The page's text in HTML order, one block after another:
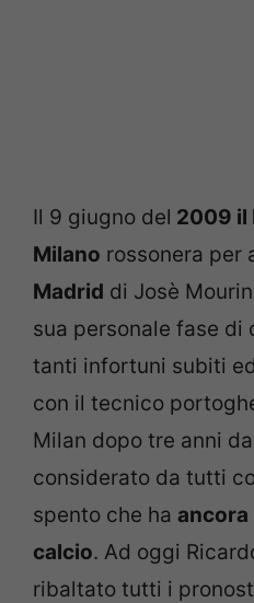
Il 9 giugno del 2009 il
Milano rossonera per
Madrid di Josè
sua personale fase di
tanti infortuni subiti
con il tecnico
Milan dopo tre anni
considerato da tutti
spento che ha ancora
calcio. Ad oggi
ribaltato tutti i